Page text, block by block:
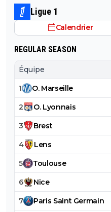
me répondre avec ses
bien ce que je dis, on
teubé.^^
Ligue 1
Calendrier
REGULAR SEASON
Équipe
1 O. Marseille
2 O. Lyonnais
3 Brest
4 Lens
5 Toulouse
6 Nice
7 Paris Saint Germain